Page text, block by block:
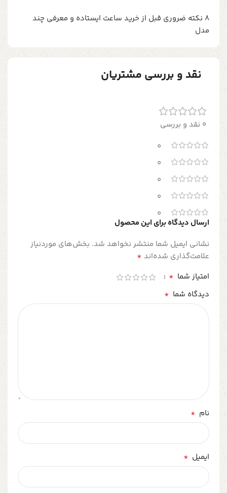
8 نکته ضروری قبل از خرید ساعت ایستاده و معرفی چند
مدل
نقد و بررسی مشتریان
0 نقد و بررسی
0
0
0
0
0
ارسال دیدگاه برای این محصول
نشانی ایمیل شما منتشر نخواهد شد. بخش‌های موردنیاز
علامت‌گذاری شده‌اند *
امتیاز شما *
دیدگاه شما *
نام *
ایمیل *